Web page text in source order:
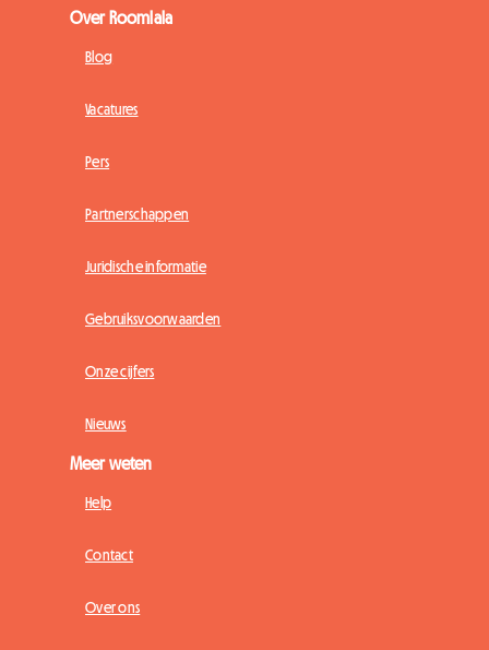
Over Roomlala
Blog
Vacatures
Pers
Partnerschappen
Juridische informatie
Gebruiksvoorwaarden
Onze cijfers
Nieuws
Meer weten
Help
Contact
Over ons